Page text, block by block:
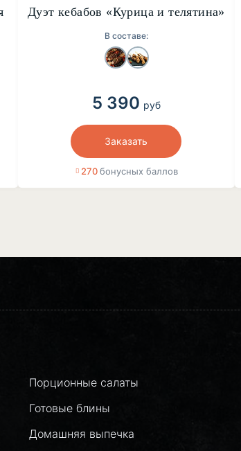
Дуэт кебабов «Курица и телятина»
В составе:
5 390 руб
Заказать
270 бонусных баллов
Порционные салаты
Готовые блины
Домашняя выпечка